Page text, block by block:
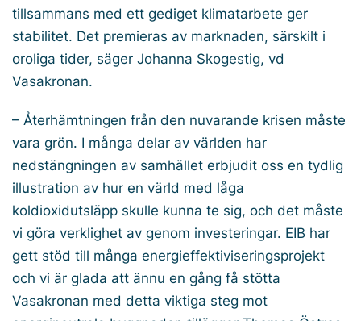
tillsammans med ett gediget klimatarbete ger
stabilitet. Det premieras av marknaden, särskilt i
oroliga tider, säger Johanna Skogestig, vd
Vasakronan.
– Återhämtningen från den nuvarande krisen måste
vara grön. I många delar av världen har
nedstängningen av samhället erbjudit oss en tydlig
illustration av hur en värld med låga
koldioxidutsläpp skulle kunna te sig, och det måste
vi göra verklighet av genom investeringar. EIB har
gett stöd till många energieffektiviseringsprojekt
och vi är glada att ännu en gång få stötta
Vasakronan med detta viktiga steg mot